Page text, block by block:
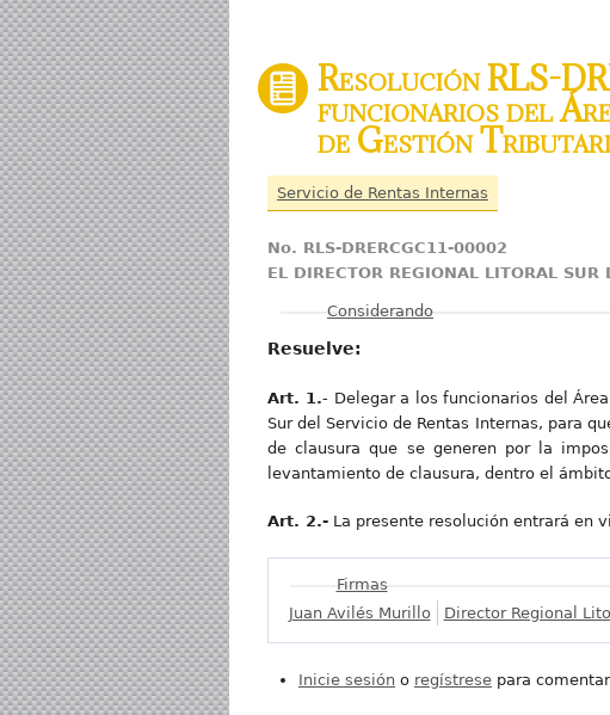
Resolución RLS-
funcionarios del
de Gestión
Servicio de Rentas Internas
No. RLS-DRERCGC11-00002
EL DIRECTOR REGIONAL LITORAL
Mostrar
Considerando
Resuelve:
Art. 1.- Delegar a los funcionarios del
Sur del Servicio de Rentas Internas, para
de clausura que se generen por la
levantamiento de clausura, dentro el
Art. 2.- La presente resolución entrará en
Mostrar
Firmas
Juan Avilés Murillo Director Regional
Inicie sesión o regístrese para comentar